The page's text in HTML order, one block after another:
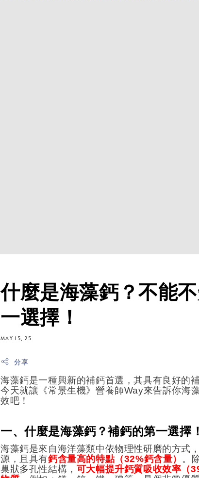
什麼是海藻鈣？不能
一選擇！
MAY 15, 25
分享
海藻鈣是一種興新的補鈣首選，其具有良好的
今天就讓《常景生機》營養師Way來告訴你海
效吧！
一、什麼是海藻鈣？補鈣的第一選擇！
海藻鈣是來自海洋藻類中依物理性研磨的方式
源，且具有鈣含量高的特點（32%鈣含量） 。
巢狀多孔性結構， 可大幅提升鈣質吸收效率（